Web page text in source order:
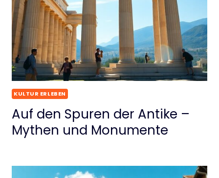
KULTUR ERLEBEN
Auf den Spuren der Antike –
Mythen und Monumente